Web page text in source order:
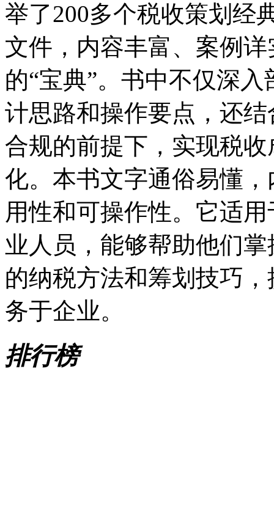
举了200多个税收策划经
文件，内容丰富、案例
的“宝典”。书中不仅深
计思路和操作要点，还
合规的前提下，实现税
化。本书文字通俗易懂
用性和可操作性。它适
业人员，能够帮助他们
的纳税方法和筹划技巧
务于企业。
排行榜